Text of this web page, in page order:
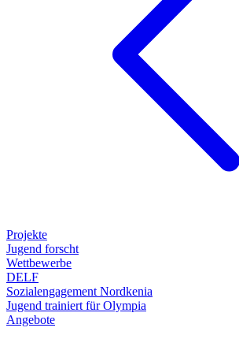
Projekte
Jugend forscht
Wettbewerbe
DELF
Sozialengagement Nordkenia
Jugend trainiert für Olympia
Angebote